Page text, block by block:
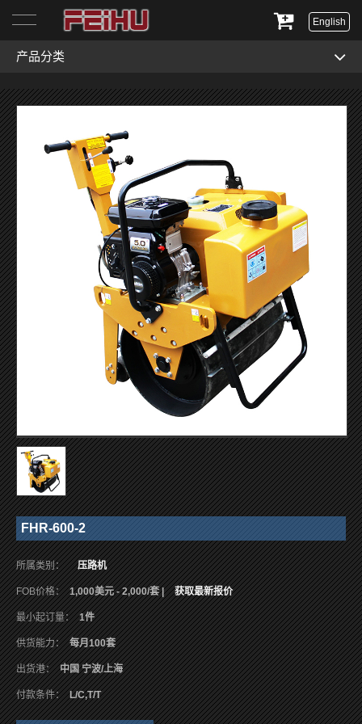
English
产品分类
FHR-600-2
所属类别： 压路机
FOB价格： 1,000美元 - 2,000/套 | 获取最新报价
最小起订量： 1件
供货能力： 每月100套
出货港： 中国 宁波/上海
付款条件： L/C,T/T
首页
关于我们
产品展示
服务与支持